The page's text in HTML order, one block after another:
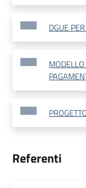
DGUE
Referenti